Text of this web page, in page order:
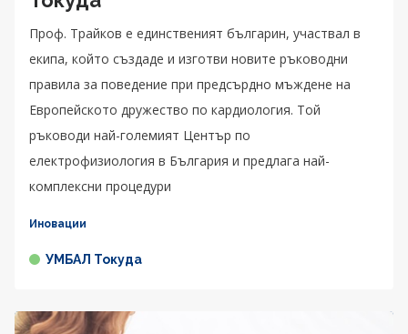
Проф. Трайков е единственият българин, участвал в
екипа, който създаде и изготви новите ръководни
правила за поведение при предсърдно мъждене на
Европейското дружество по кардиология. Той
ръководи най-големият Център по
електрофизиология в България и предлага най-
комплексни процедури
Иновации
УМБАЛ Токуда